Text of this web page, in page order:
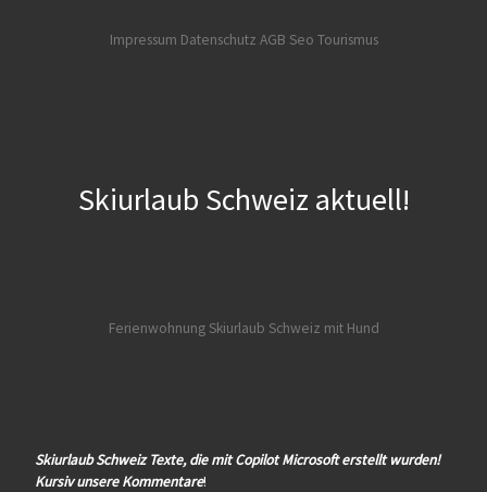
Impressum Datenschutz AGB Seo Tourismus
Skiurlaub Schweiz aktuell!
Ferienwohnung Skiurlaub Schweiz mit Hund
Skiurlaub Schweiz Texte, die mit Copilot Microsoft erstellt wurden!
Kursiv unsere Kommentare!